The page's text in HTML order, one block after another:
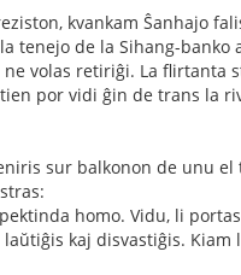
kvankam Ŝanhajo
tenejo de la Sihang-
volas retiriĝi. La flirtanta
por vidi ĝin de trans la
sur balkonon de unu
homo. Vidu, li
kaj disvastiĝis.